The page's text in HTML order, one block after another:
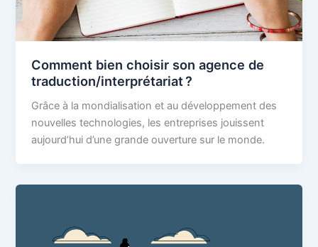
Comment bien choisir son agence de
traduction/interprétariat ?
Grâce à la mondialisation et au développement des
nouvelles technologies, les entreprises jouissent
aujourd’hui d’une grande ouverture sur le monde.